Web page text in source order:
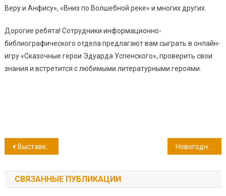
Веру и Анфису», «Вниз по Волшебной реке» и многих других.
Дорогие ребята! Сотрудники информационно-
библиографического отдела предлагают вам сыграть в онлайн-
игру «Сказочные герои Эдуарда Успенского», проверить свои
знания и встретится с любимыми литературными героями.
Навигация
по
записям
Выставка рисунков «Новогоднее чудо»
СВЯЗАННЫЕ ПУБЛИКАЦИИ